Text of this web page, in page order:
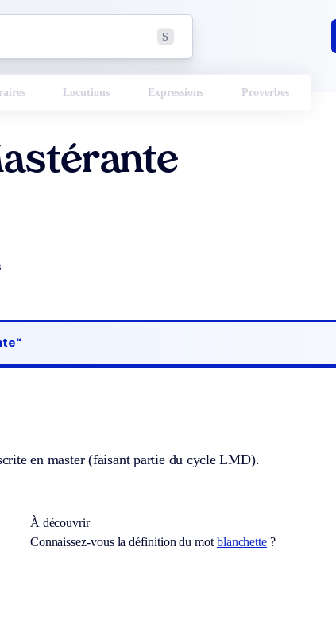
S
Locutions Expressions Proverbes
en master (faisant partie du cycle LMD).
À découvrir
Connaissez-vous la définition du mot blanchette ?